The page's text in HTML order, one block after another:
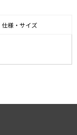
仕様・サイズ